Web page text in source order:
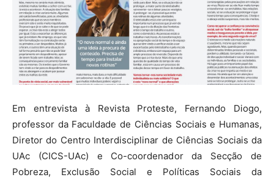
Em entrevista à Revista Proteste, Fernando Diogo,
professor da Faculdade de Ciências Sociais e Humanas,
Diretor do Centro Interdisciplinar de Ciências Sociais da
UAc (CICS-UAc) e Co-coordenador da Secção de
Pobreza, Exclusão Social e Políticas Sociais da